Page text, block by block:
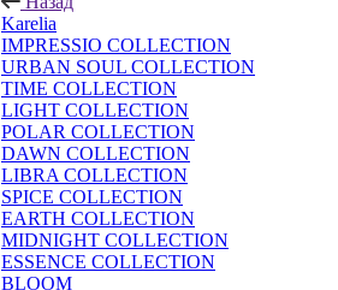
Karelia
IMPRESSIO COLLECTION
URBAN SOUL COLLECTION
TIME COLLECTION
LIGHT COLLECTION
POLAR COLLECTION
DAWN COLLECTION
LIBRA COLLECTION
SPICE COLLECTION
EARTH COLLECTION
MIDNIGHT COLLECTION
ESSENCE COLLECTION
BLOOM